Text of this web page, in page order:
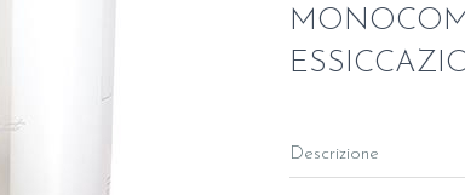
Descrizione